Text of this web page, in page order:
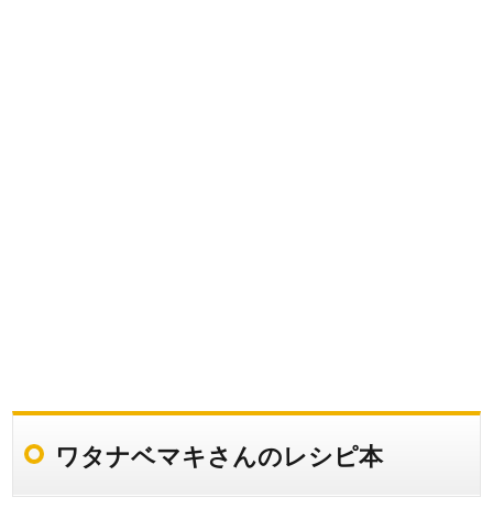
ワタナベマキさんのレシピ本